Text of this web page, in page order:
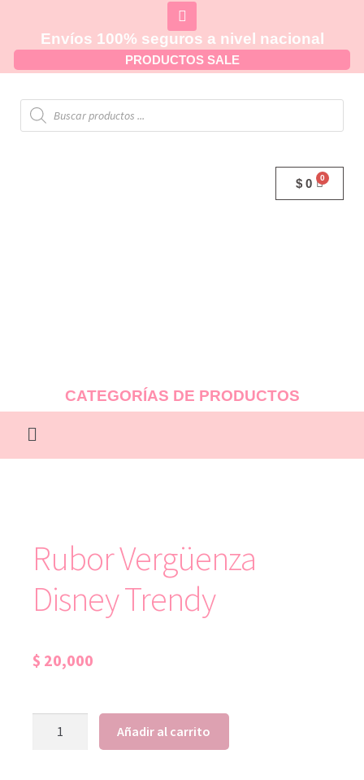
Envíos 100% seguros a nivel nacional
PRODUCTOS SALE
$ 0
CATEGORÍAS DE PRODUCTOS
Rubor Vergüenza
Disney Trendy
$ 20,000
Añadir al carrito